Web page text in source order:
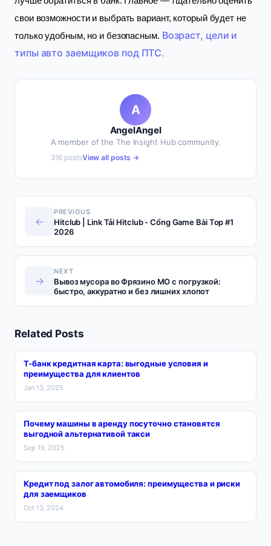
свои возможности и выбрать вариант, который будет не
только удобным, но и безопасным. Возраст, цели и
типы авто заемщиков под ПТС.
A
AngelAngel
A member of the The Insight Hub community.
316 postsView all posts →
←
PREVIOUS
Hitclub | Link Tải Hitclub - Cổng Game Bài Top #1
2026
→
NEXT
Вывоз мусора во Фрязино МО с погрузкой:
быстро, аккуратно и без лишних хлопот
Related Posts
Т-банк кредитная карта: выгодные условия и
преимущества для клиентов
Jan 13, 2025
Почему машины в аренду посуточно становятся
выгодной альтернативой такси
Sep 19, 2025
Кредит под залог автомобиля: преимущества и риски
для заемщиков
Oct 13, 2024